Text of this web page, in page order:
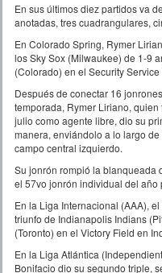
En sus últimos diez partidos va
anotadas, tres cuadrangulares,
En Colorado Spring, Rymer
los Sky Sox (Milwaukee) de 1-9
(Colorado) en el Security Service
Después de conectar 16
temporada, Rymer Liriano,
julio como agente libre, dio su
manera, enviándolo a lo largo
campo central izquierdo.
Su jonrón rompió la blanqueada
el 57vo jonrón individual del año
En la Liga Internacional (AAA),
triunfo de Indianapolis Indians
(Toronto) en el Victory Field en
En la Liga Atlántica
Bonifacio dio su segundo triple,